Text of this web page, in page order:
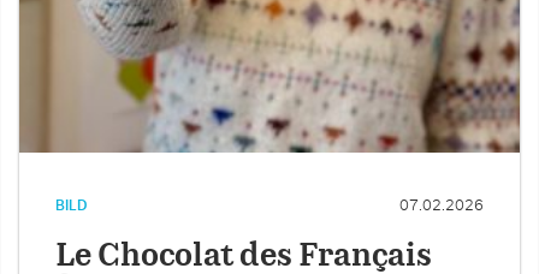
BILD 07.02.2026
Le Chocolat des Français